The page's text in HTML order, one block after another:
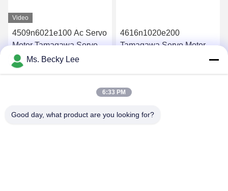
Video
4509n6021e100 Ac Servo
Motor Tamagawa Servo
Motor Tbl-I Ii Serisi
Tamagawa Motor
4616n1020e200
Tamagawa Servo Motor
Ms. Becky Lee
6:33 PM
Good day, what product are you looking for?